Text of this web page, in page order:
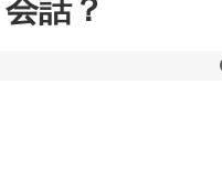
話？